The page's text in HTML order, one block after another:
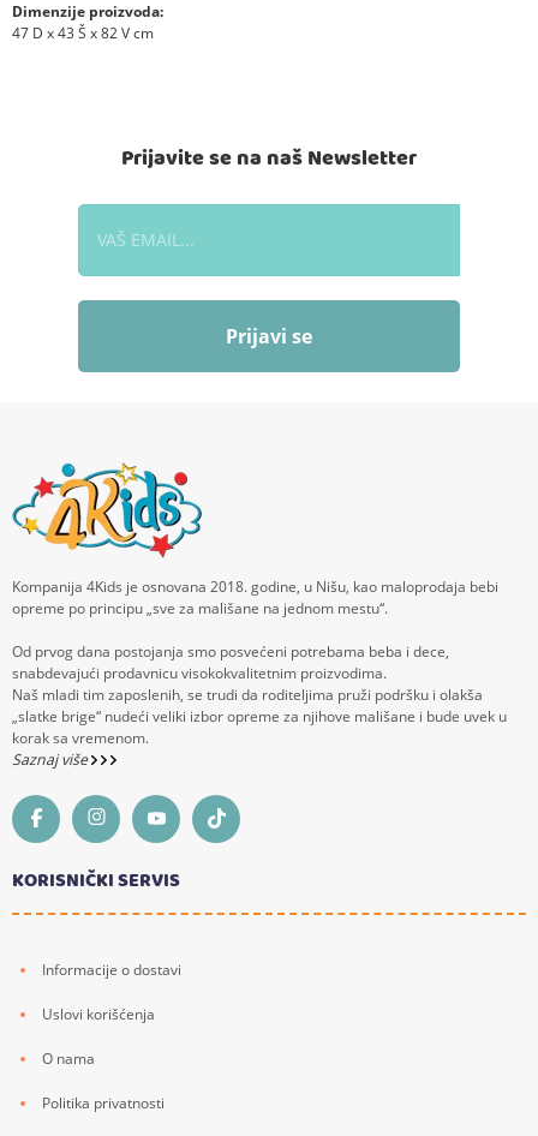
Dimenzije proizvoda:
47 D x 43 Š x 82 V cm
Prijavite se na naš Newsletter
Prijavi se
Kompanija 4Kids je osnovana 2018. godine, u Nišu, kao maloprodaja bebi
opreme po principu „sve za mališane na jednom mestu“.
Od prvog dana postojanja smo posvećeni potrebama beba i dece,
snabdevajući prodavnicu visokokvalitetnim proizvodima.
Naš mladi tim zaposlenih, se trudi da roditeljima pruži podršku i olakša
„slatke brige“ nudeći veliki izbor opreme za njihove mališane i bude uvek u
korak sa vremenom.
Saznaj više
KORISNIČKI SERVIS
Informacije o dostavi
Uslovi korišćenja
O nama
Politika privatnosti